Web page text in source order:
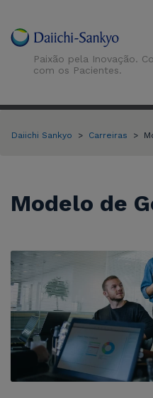
Paixão pela Inovação.
com os Pacientes.
Produtos
Apoio à Pesquisa
Imprensa
Daiichi Sankyo Carreiras
Modelo de